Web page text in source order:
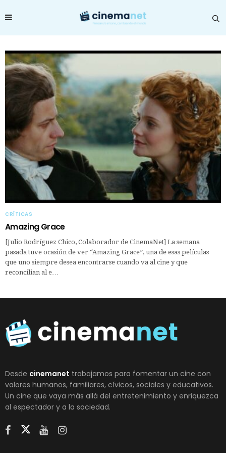
CRÍTICAS
Amazing Grace
[Julio Rodríguez Chico, Colaborador de CinemaNet] La semana
pasada tuve ocasión de ver “Amazing Grace”, una de esas películas
que uno siempre desea encontrarse cuando va al cine y que
reconcilian al e…
Desde cinemanet trabajamos para fomentar un cine con
valores humanos, familiares, cívicos, sociales y educativos.
Un cine que vaya más allá del entretenimiento y enriquezca
al espectador y a la sociedad.